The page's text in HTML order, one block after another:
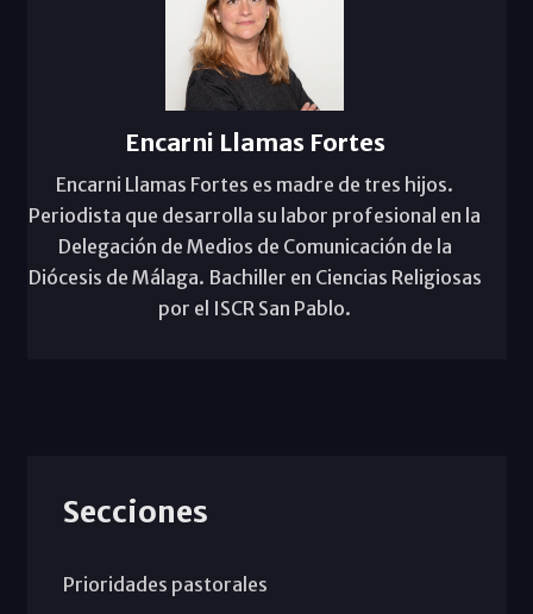
Encarni Llamas Fortes
Encarni Llamas Fortes es madre de tres hijos.
Periodista que desarrolla su labor profesional en la
Delegación de Medios de Comunicación de la
Diócesis de Málaga. Bachiller en Ciencias Religiosas
por el ISCR San Pablo.
Secciones
Prioridades pastorales